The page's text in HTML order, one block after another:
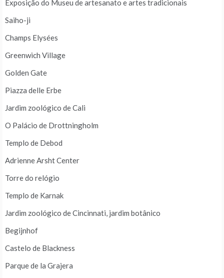
Exposição do Museu de artesanato e artes tradicionais
Saiho-ji
Champs Elysées
Greenwich Village
Golden Gate
Piazza delle Erbe
Jardim zoológico de Cali
O Palácio de Drottningholm
Templo de Debod
Adrienne Arsht Center
Torre do relógio
Templo de Karnak
Jardim zoológico de Cincinnati, jardim botânico
Begijnhof
Castelo de Blackness
Parque de la Grajera